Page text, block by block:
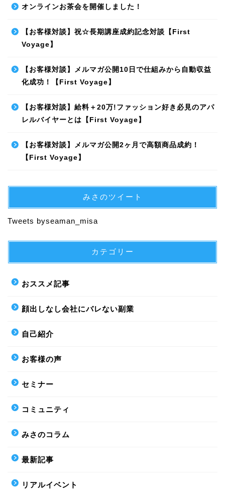
オンラインお茶会を開催しました！
【お客様対談】祝☆長期講座成約記念対談【First
Voyage】
【お客様対談】メルマガ公開10日で仕組みから自動収益
化成功！【First Voyage】
【お客様対談】給料＋20万!ファッション好き必見のアパ
レルバイヤーとは【First Voyage】
【お客様対談】メルマガ公開2ヶ月で高額商品成約！
【First Voyage】
みさのツイート
Tweets byseaman_misa
カテゴリー
おススメ記事
顔出しなし会社にバレない副業
自己紹介
お客様の声
セミナー
コミュニティ
みさのコラム
最新記事
リアルイベント